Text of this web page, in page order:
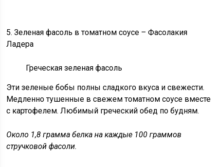
5. Зеленая фасоль в томатном соусе – Фасолакия
Ладера
Греческая зеленая фасоль
Эти зеленые бобы полны сладкого вкуса и свежести.
Медленно тушенные в свежем томатном соусе вместе
с картофелем. Любимый греческий обед по будням.
Около 1,8 грамма белка на каждые 100 граммов
стручковой фасоли.